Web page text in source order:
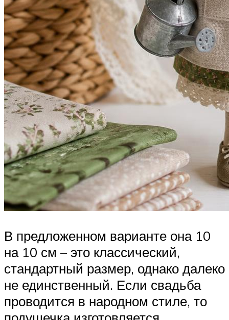
В предложенном варианте она 10
на 10 см – это классический,
стандартный размер, однако далеко
не единственный. Если свадьба
проводится в народном стиле, то